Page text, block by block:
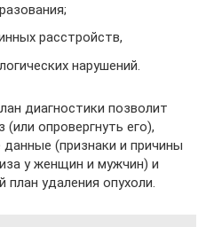
расстройств,
нарушений.
диагностики позволит
опровергнуть его),
(признаки и причины
у женщин и мужчин) и
удаления опухоли.